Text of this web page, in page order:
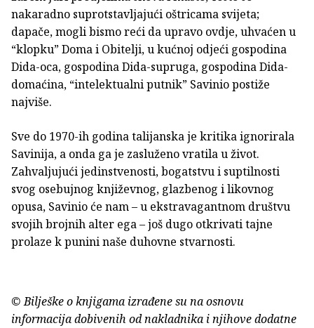
nakaradno suprotstavljajući oštricama svijeta;
dapače, mogli bismo reći da upravo ovdje, uhvaćen u
“klopku” Doma i Obitelji, u kućnoj odjeći gospodina
Dida-oca, gospodina Dida-supruga, gospodina Dida-
domaćina, “intelektualni putnik” Savinio postiže
najviše.
Sve do 1970-ih godina talijanska je kritika ignorirala
Savinija, a onda ga je zasluženo vratila u život.
Zahvaljujući jedinstvenosti, bogatstvu i suptilnosti
svog osebujnog književnog, glazbenog i likovnog
opusa, Savinio će nam – u ekstravagantnom društvu
svojih brojnih alter ega – još dugo otkrivati tajne
prolaze k punini naše duhovne stvarnosti.
© Bilješke o knjigama izrađene su na osnovu
informacija dobivenih od nakladnika i njihove dodatne